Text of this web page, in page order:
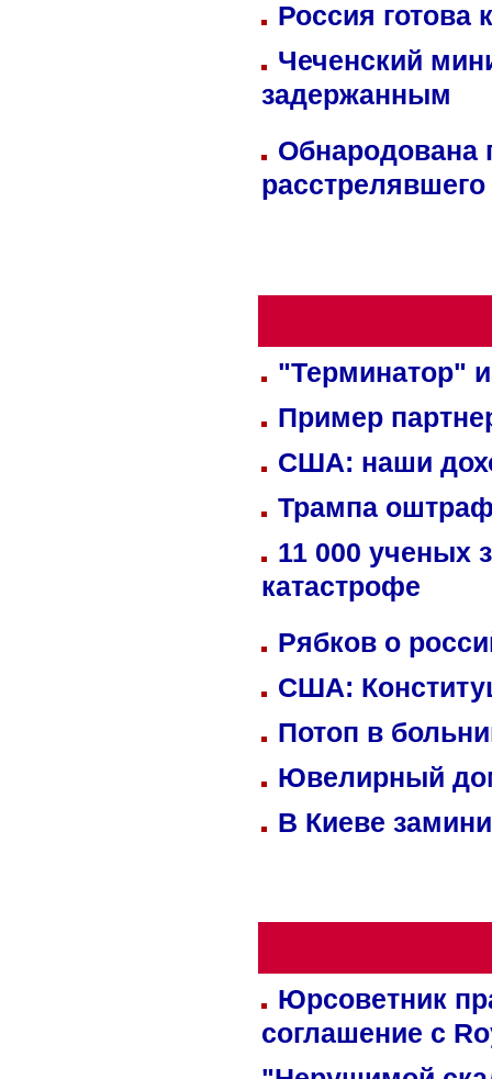
Россия готова
Чеченский
задержанным
Обнародована
"Терминатор"
Пример
США: наши
Трампа
11 000 ученых
катастрофе
Рябков о
США:
Потоп в
Ювелирный
В Киеве
Юрсоветник
соглашение с